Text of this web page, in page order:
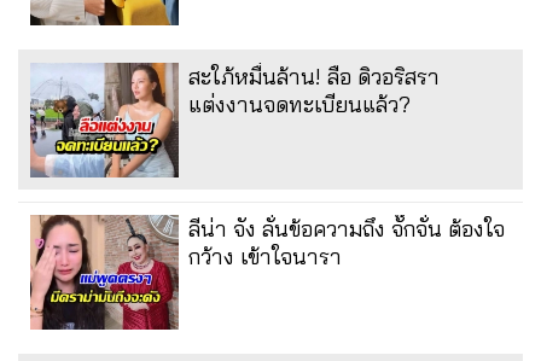
สะใภ้หมื่นล้าน! ลือ ดิวอริสรา
แต่งงานจดทะเบียนแล้ว?
ลีน่า จัง ลั่นข้อความถึง จั๊กจั่น ต้องใจ
กว้าง เข้าใจนารา